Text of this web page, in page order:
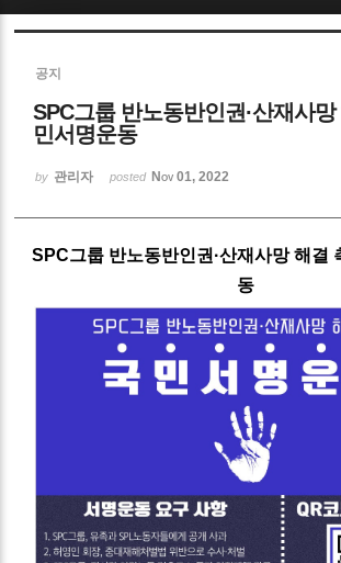
공지
SPC그룹 반노동반인권·산재사
민서명운동
by 관리자 posted Nov 01, 2022
SPC그룹 반노동반인권·산재사망 해결
동
Sketchbook5, 스케치
Sketchbook5, 스케치